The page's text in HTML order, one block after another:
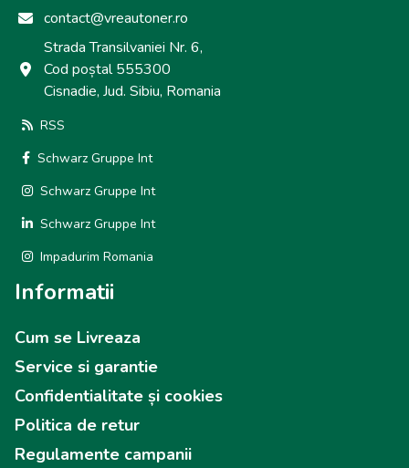
contact@vreautoner.ro
Strada Transilvaniei Nr. 6,
Cod poștal 555300
Cisnadie, Jud. Sibiu, Romania
RSS
Schwarz Gruppe Int
Schwarz Gruppe Int
Schwarz Gruppe Int
Impadurim Romania
Informatii
Cum se Livreaza
Service si garantie
Confidentialitate și cookies
Politica de retur
Regulamente campanii